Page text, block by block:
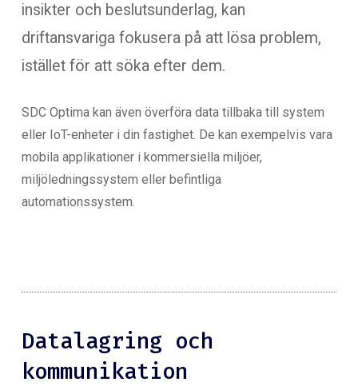
insikter och beslutsunderlag, kan
driftansvariga fokusera på att lösa problem,
istället för att söka efter dem.
SDC Optima kan även överföra data tillbaka till system
eller IoT-enheter i din fastighet. De kan exempelvis vara
mobila applikationer i kommersiella miljöer,
miljöledningssystem eller befintliga
automationssystem.
Datalagring och
kommunikation